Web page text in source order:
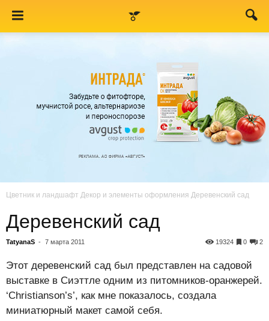
Цветник и ландшафт Декор и элементы оформления Деревенский сад
Деревенский сад
TatyanaS - 7 марта 2011 2
0
19324
Этот деревенский сад был представлен на садовой
выставке в Сиэттле одним из питомников-оранжерей.
‘Christianson’s’, как мне показалось, создала
миниатюрный макет самой себя.